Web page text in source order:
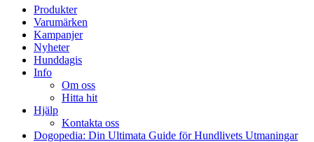
Produkter
Varumärken
Kampanjer
Nyheter
Hunddagis
Info
Om oss
Hitta hit
Hjälp
Kontakta oss
Dogopedia: Din Ultimata Guide för Hundlivets Utmaningar